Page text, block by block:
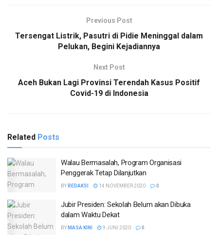
Previous Post
Tersengat Listrik, Pasutri di Pidie Meninggal dalam
Pelukan, Begini Kejadiannya
Next Post
Aceh Bukan Lagi Provinsi Terendah Kasus Positif
Covid-19 di Indonesia
Related Posts
Walau Bermasalah, Program Organisasi
Penggerak Tetap Dilanjutkan
BY REDAKSI 14 NOVEMBER 2020 0
Jubir Presiden: Sekolah Belum akan Dibuka
dalam Waktu Dekat
BY MASA KINI 9 JUNI 2020 0